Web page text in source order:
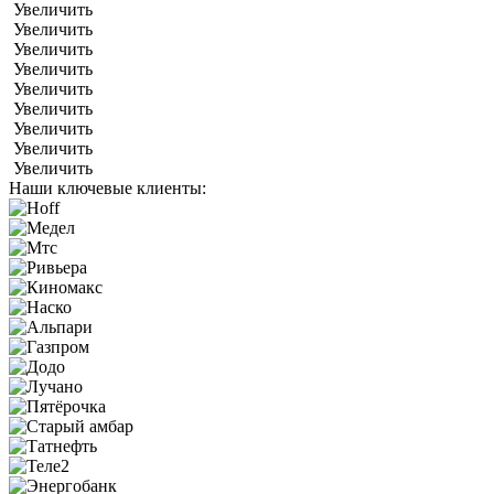
Увеличить
Увеличить
Увеличить
Увеличить
Увеличить
Увеличить
Увеличить
Увеличить
Увеличить
Наши ключевые клиенты: